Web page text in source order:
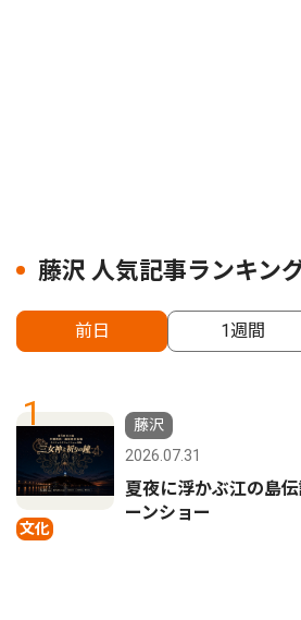
藤沢 人気記事ランキン
前日 1週間
1
文化
藤沢
2026.07.31
夏夜に浮かぶ江の島
ーンショー